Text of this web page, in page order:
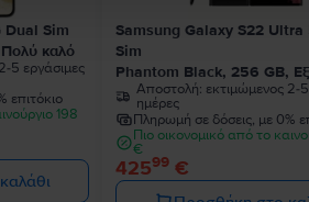
Dual Sim
καλό
5 εργάσιμες
επιτόκιο
198
Samsung Galaxy S22 Ultra
Sim
Phantom Black, 256 GB,
Αποστολή: εκτιμώμενος 2-
ημέρες
Πληρωμή σε δόσεις, με 0%
Πιο οικονομικό από το
€
42599 €